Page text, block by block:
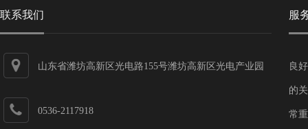
联系我们
山东省潍坊高新区光电路155号潍坊高新区光电产业园
0536-2117918
服
良
的
常